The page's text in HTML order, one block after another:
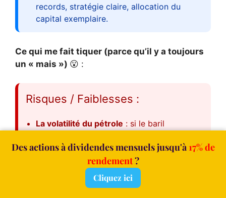
records, stratégie claire, allocation du
capital exemplaire.
Ce qui me fait tiquer (parce qu’il y a toujours
un « mais ») 😮 :
Risques / Faiblesses :
La volatilité du pétrole : si le baril
Mais honnêtement ? Le modèle intégré de
Total encaisse les chocs bien mieux que
ses concurrents. Et les fondamentaux de
l’offre mondiale maintiennent un plancher
Des actions à dividendes mensuels jusqu'à 17% de
rendement?
Cliquez ici